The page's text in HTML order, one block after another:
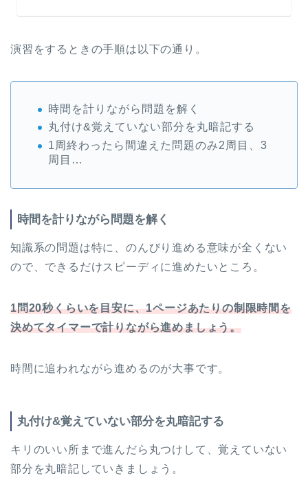
演習をするときの手順は以下の通り。
時間を計りながら問題を解く
丸付け&覚えていない部分を丸暗記する
1周終わったら間違えた問題のみ2周目、3
周目…
時間を計りながら問題を解く
知識系の問題は特に、のんびり進める意味が全くない
ので、できるだけスピーディに進めたいところ。
1問20秒くらいを目安に、1ページあたりの制限時間を
決めてタイマーで計りながら進めましょう。
時間に追われながら進めるのが大事です。
丸付け&覚えていない部分を丸暗記する
キリのいい所まで進んだら丸つけして、覚えていない
部分を丸暗記していきましょう。